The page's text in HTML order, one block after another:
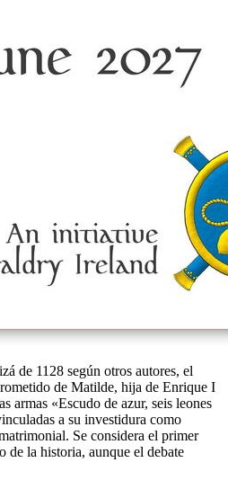
de 1128 según otros autores, el
de Matilde, hija de Enrique I
armas «Escudo de azur, seis leones
a su investidura como
Se considera el primer
de la historia, aunque el debate